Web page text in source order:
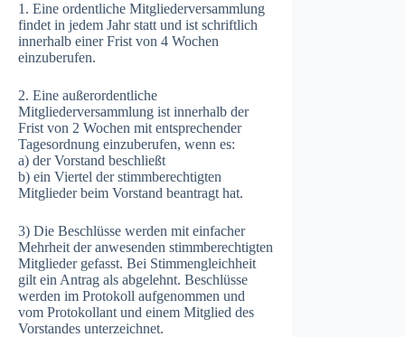
1. Eine ordentliche Mitgliederversammlung
findet in jedem Jahr statt und ist schriftlich
innerhalb einer Frist von 4 Wochen
einzuberufen.
2. Eine außerordentliche
Mitgliederversammlung ist innerhalb der
Frist von 2 Wochen mit entsprechender
Tagesordnung einzuberufen, wenn es:
a) der Vorstand beschließt
b) ein Viertel der stimmberechtigten
Mitglieder beim Vorstand beantragt hat.
3) Die Beschlüsse werden mit einfacher
Mehrheit der anwesenden stimmberechtigten
Mitglieder gefasst. Bei Stimmengleichheit
gilt ein Antrag als abgelehnt. Beschlüsse
werden im Protokoll aufgenommen und
vom Protokollant und einem Mitglied des
Vorstandes unterzeichnet.